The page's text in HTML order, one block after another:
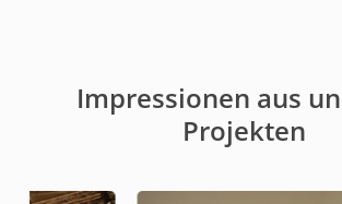
Impressionen aus
Projekten